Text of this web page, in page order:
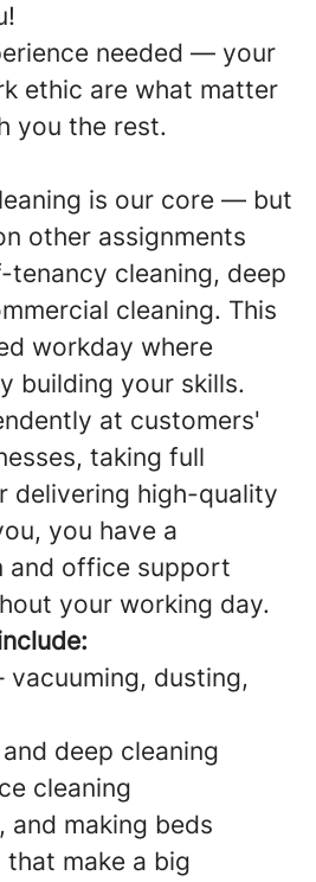
needed — your
ethic are what matter
you the rest.
is our core — but
other assignments
cleaning, deep
cleaning. This
workday where
building your skills.
at customers'
taking full
delivering high-quality
you have a
and office support
your working day.
vacuuming, dusting,
deep cleaning
cleaning
and making beds
that make a big